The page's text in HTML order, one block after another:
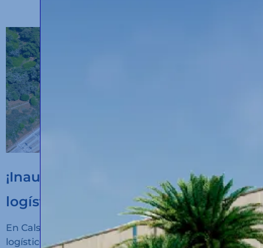
¡Inauguramos un nuevo hub
logístico en Algeciras!
En Calsina Carré hemos inaugurado un nuevo hub
logístico en San Roque (Cádiz): Calsina Carré